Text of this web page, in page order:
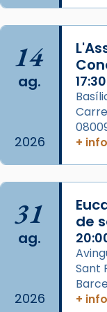
2 weeks ago
missa
comitè
del Sant Pare
Josep
concelebrat
Mons. David
📸 Dr. G. Simón
Photo
View on Facebook
2 weeks ago
14
ag.
2026
17:30
+ info
31
ag.
2026
de
Sant
+ info